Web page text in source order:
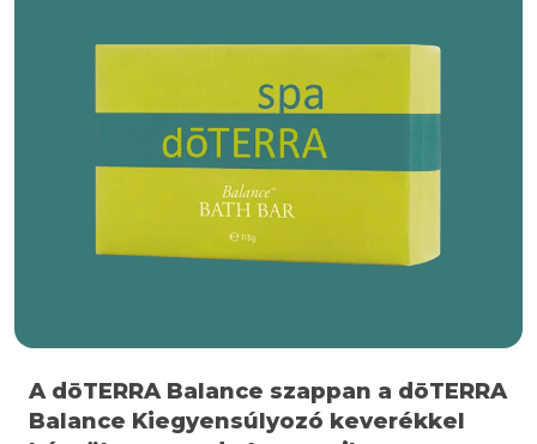
A dōTERRA Balance szappan a dōTERRA
Balance Kiegyensúlyozó keverékkel